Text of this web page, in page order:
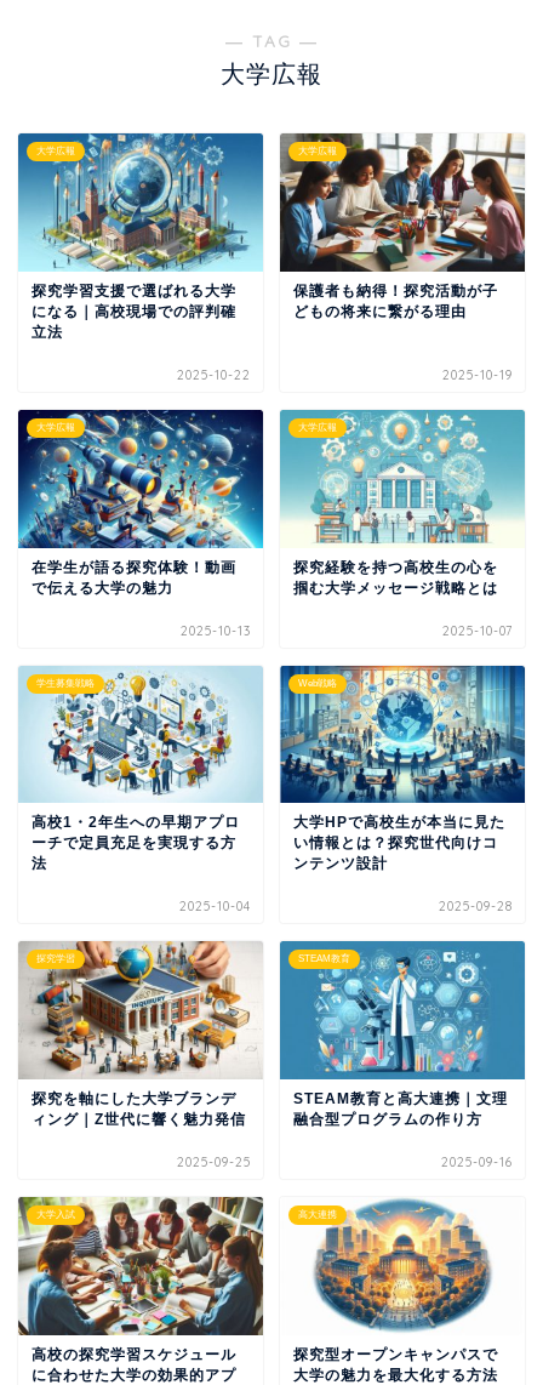
― TAG ―
大学広報
大学広報
探究学習支援で選ばれる大学
になる｜高校現場での評判確
立法
2025-10-22
大学広報
保護者も納得！探究活動が子
どもの将来に繋がる理由
2025-10-19
大学広報
在学生が語る探究体験！動画
で伝える大学の魅力
2025-10-13
大学広報
探究経験を持つ高校生の心を
掴む大学メッセージ戦略とは
2025-10-07
学生募集戦略
高校1・2年生への早期アプロ
ーチで定員充足を実現する方
法
2025-10-04
Web戦略
大学HPで高校生が本当に見た
い情報とは？探究世代向けコ
ンテンツ設計
2025-09-28
探究学習
探究を軸にした大学ブランデ
ィング｜Z世代に響く魅力発信
2025-09-25
STEAM教育
STEAM教育と高大連携｜文理
融合型プログラムの作り方
2025-09-16
大学入試
高校の探究学習スケジュール
に合わせた大学の効果的アプ
高大連携
探究型オープンキャンパスで
大学の魅力を最大化する方法